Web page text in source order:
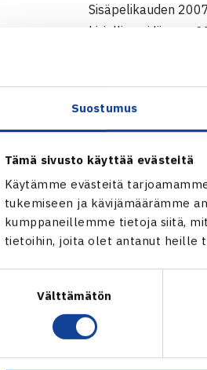
Suostumus
Tämä sivusto käyttää evästeitä
Käytämme evästeitä
tukemiseen ja kävijämäärämme
kumppaneillemme tietoja siitä,
tietoihin, joita olet antanut heille
Välttämätön
Sisäpelikauden
kirjallisesti liittoon
mukana
Lisätietoja
Jaa:
← Edellinen